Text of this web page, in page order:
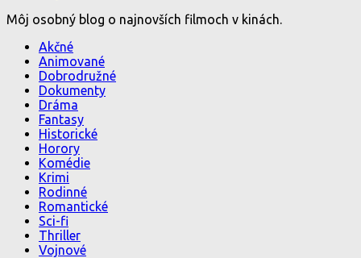
Môj osobný blog o najnovších filmoch v kinách.
Akčné
Animované
Dobrodružné
Dokumenty
Dráma
Fantasy
Historické
Horory
Komédie
Krimi
Rodinné
Romantické
Sci-fi
Thriller
Vojnové